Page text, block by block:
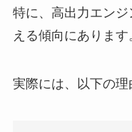
特に、高出力エン
える傾向にあります
実際には、以下の理